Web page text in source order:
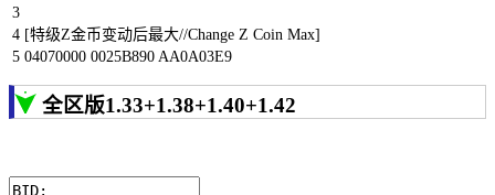
3
4
5
[特级Z金币变动后最大//Change Z Coin Max]
04070000 0025B890 AA0A03E9
全区版1.33+1.38+1.40+1.42